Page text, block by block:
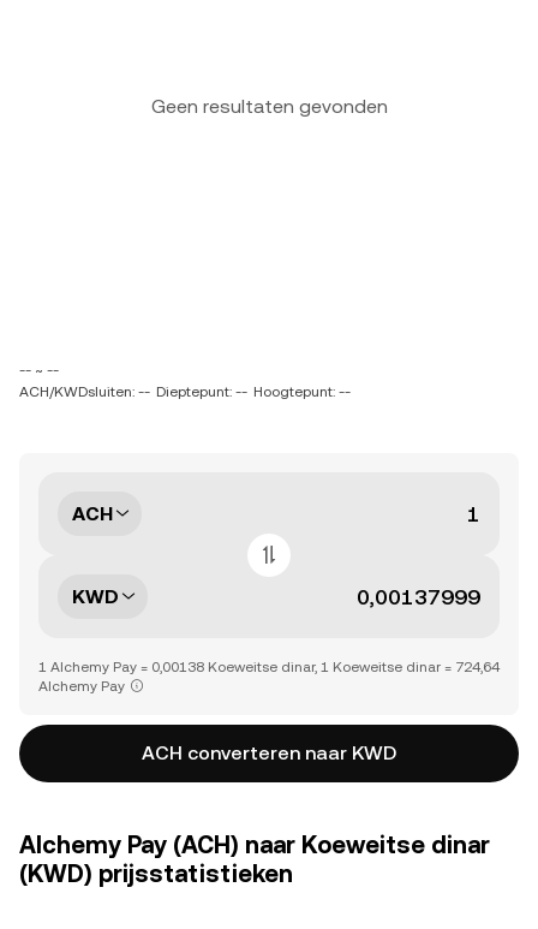
Geen resultaten gevonden
-- ~ --
ACH/KWDsluiten: -- Dieptepunt: -- Hoogtepunt: --
ACH
KWD
1 Alchemy Pay = 0,00138 Koeweitse dinar, 1 Koeweitse dinar = 724,64
Alchemy Pay
ACH converteren naar KWD
Alchemy Pay (ACH) naar Koeweitse dinar
(KWD) prijsstatistieken